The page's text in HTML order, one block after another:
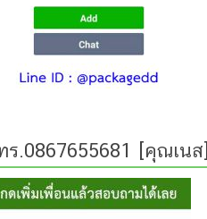
ร.0867655681 [คุณเนส]